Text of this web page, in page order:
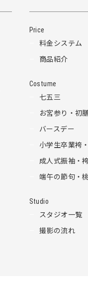
Price
料金システム
商品紹介
Costume
七五三
お宮参り・初
バースデー
小学生卒業袴
成人式振袖・袴
端午の節句・
Studio
スタジオ一覧
撮影の流れ